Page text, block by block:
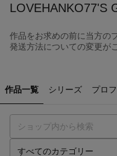
LOVEHANKO77'S
作品をお求めの前に当方の
発送方法についての変更が
作品一覧 シリーズ プロ